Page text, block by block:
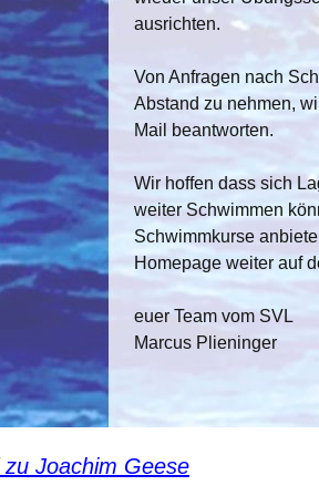
Nemos
ausrichten.
Von Anfragen nach
Abstand zu nehmen,
Mail beantworten.
Wir hoffen dass sich
weiter Schwimmen
Schwimmkurse
Homepage weiter auf
euer Team vom SVL
Marcus Plieninger
Joachim Geese